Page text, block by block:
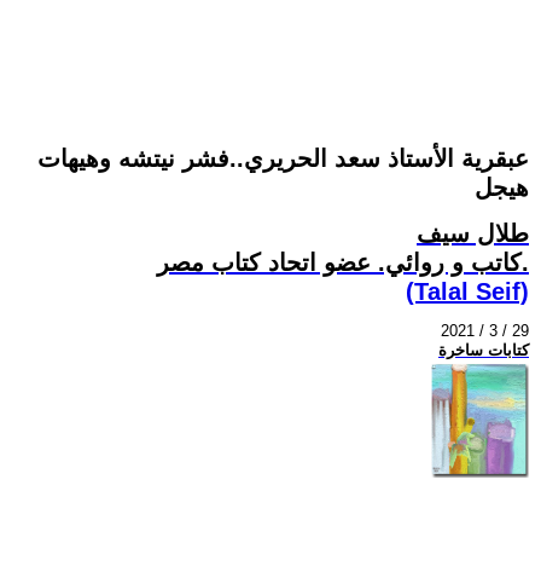
عبقرية الأستاذ سعد الحريري..فشر نيتشه وهيهات
هيجل
طلال سيف
كاتب و روائي. عضو اتحاد كتاب مصر.
(Talal Seif)
2021 / 3 / 29
كتابات ساخرة